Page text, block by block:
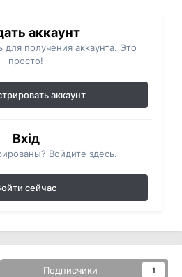
аккаунт
для получения аккаунта. Это
просто!
аккаунт
Вхід
Войдите здесь.
сейчас
Подписчики 1